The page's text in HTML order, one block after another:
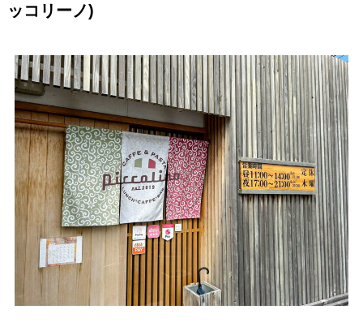
ッコリーノ)